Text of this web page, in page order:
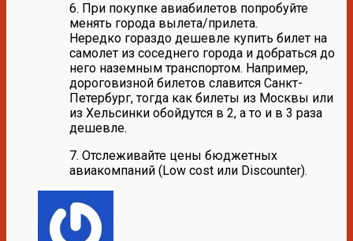
6. При покупке авиабилетов попробуйте
менять города вылета/прилета.
Нередко гораздо дешевле купить билет на
самолет из соседнего города и добраться до
него наземным транспортом. Например,
дороговизной билетов славится Санкт-
Петербург, тогда как билеты из Москвы или
из Хельсинки обойдутся в 2, а то и в 3 раза
дешевле.
7. Отслеживайте цены бюджетных
авиакомпаний (Low cost или Discounter).